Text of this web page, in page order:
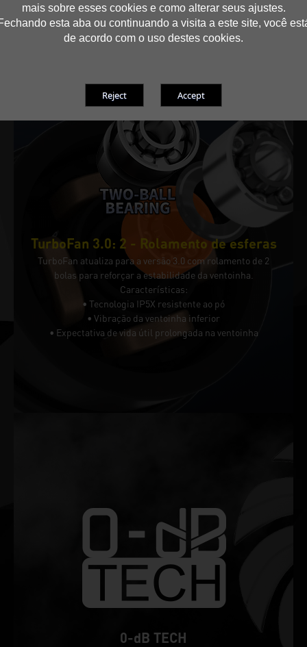
mais sobre esses cookies e como alterar seus ajustes.
esta aba ou continuando a visita a este site, você
de acordo com o uso destes cookies.
TurboFan 3.0: 2 - Rolamento de esferas
TurboFan atualiza para a versão 3.0 com rolamento de 2
bolas para reforçar a estabilidade da ventoinha.
Características:
• Tecnologia IP5X resistente ao pó
• Vibração da ventoinha inferior
• Expectativa de vida útil prolongada na ventoinha
0-dB TECH